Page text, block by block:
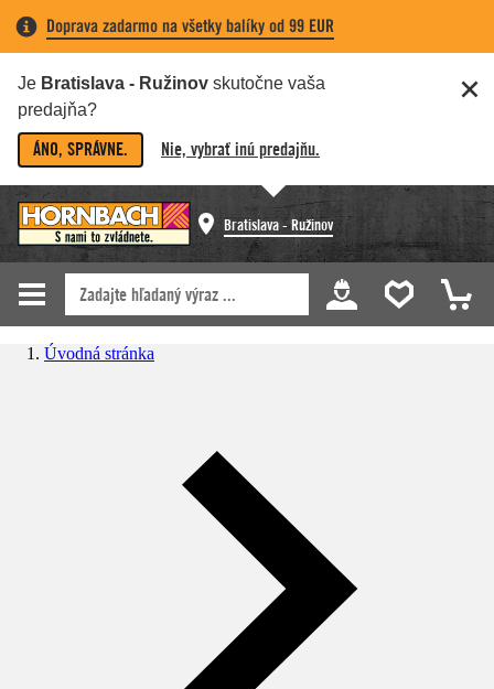
Doprava zadarmo na všetky balíky od 99 EUR
Je Bratislava - Ružinov skutočne vaša
predajňa?
ÁNO, SPRÁVNE. Nie, vybrať inú predajňu.
Bratislava - Ružinov
Úvodná stránka